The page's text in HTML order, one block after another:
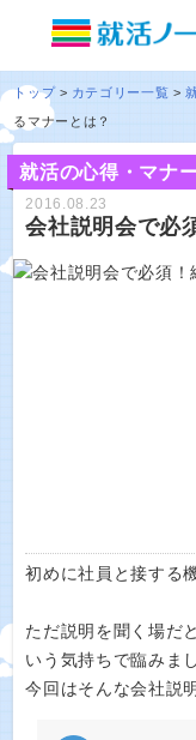
トップ カテゴリー一覧
るマナーとは？
就活の心得・マナ
2016.08.23
会社説明会で必
初めに社員と接する
ただ説明を聞く場だ
いう気持ちで臨みま
今回はそんな会社説